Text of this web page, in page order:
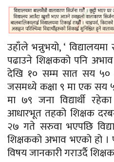
उहाँले भन्नुभयो, ‘
पढाउने शिक्षकको पनि
देखि १० सम्म सात सय ५०
जसमध्ये कक्षा ९ मा एक सय
मा ७९ जना विद्यार्थी
आधारभूत तहको शिक्षक
२७ गते सरुवा भएपछि
शिक्षकको अभाव भएको हो
विषय जानकारी गराउर्दै